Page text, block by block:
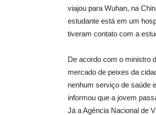
viajou para Wuhan, na
estudante está em um
tiveram contato com a
De acordo com o ministro
mercado de peixes da
nenhum serviço de saúde
informou que a jovem
Já a Agência Nacional de